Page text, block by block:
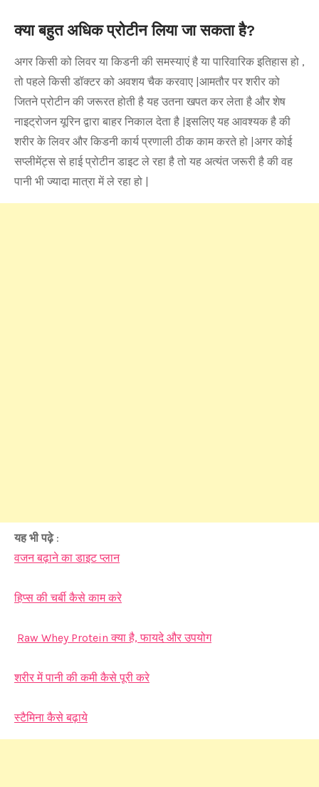
क्या बहुत अधिक प्रोटीन लिया जा सकता है?
अगर किसी को लिवर या किडनी की समस्याएं है या पारिवारिक इतिहास हो ,
तो पहले किसी डॉक्टर को अवशय चैक करवाए |आमतौर पर शरीर को
जितने प्रोटीन की जरूरत होती है यह उतना खपत कर लेता है और शेष
नाइट्रोजन यूरिन द्वारा बाहर निकाल देता है |इसलिए यह आवश्यक है की
शरीर के लिवर और किडनी कार्य प्रणाली ठीक काम करते हो |अगर कोई
सप्लीमेंट्स से हाई प्रोटीन डाइट ले रहा है तो यह अत्यंत जरूरी है की वह
पानी भी ज्यादा मात्रा में ले रहा हो |
यह भी पढ़े :
वजन बढ़ाने का डाइट प्लान
हिप्स की चर्बी कैसे काम करे
Raw Whey Protein क्या है, फायदे और उपयोग
शरीर में पानी की कमी कैसे पूरी करे
स्टैमिना कैसे बढ़ाये